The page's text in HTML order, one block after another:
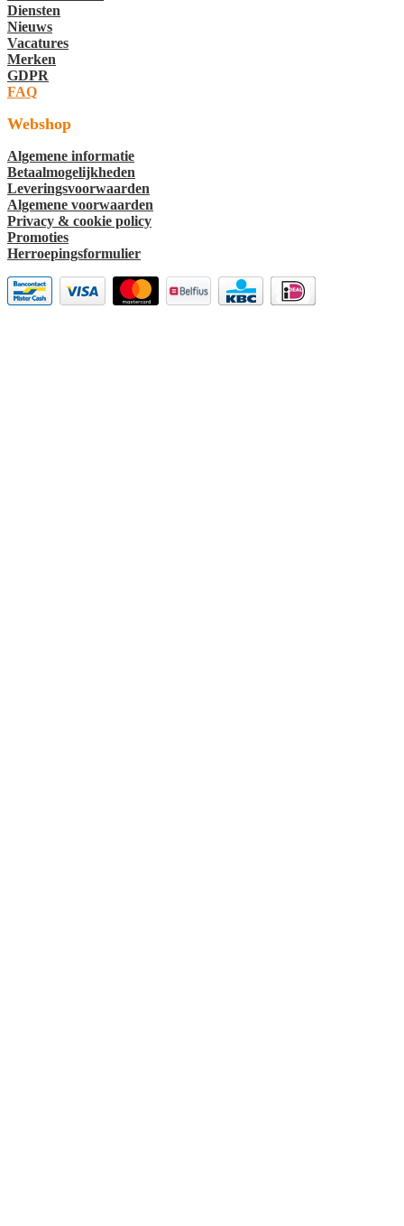
Diensten
Nieuws
Vacatures
Merken
GDPR
FAQ
Webshop
Algemene informatie
Betaalmogelijkheden
Leveringsvoorwaarden
Algemene voorwaarden
Privacy & cookie policy
Promoties
Herroepingsformulier